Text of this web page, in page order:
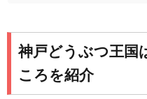
神戸どうぶつ王国
ころを紹介